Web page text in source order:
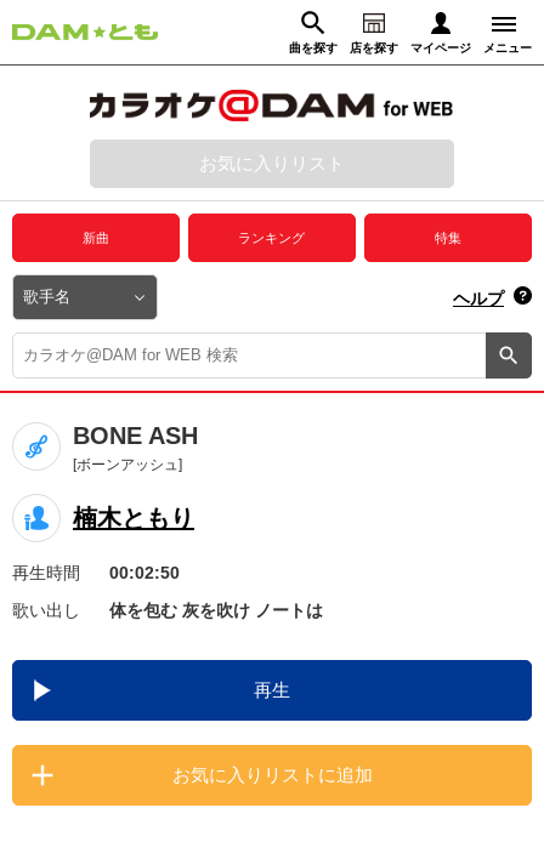
曲を探す 店を探す マイページ メニュー
動画からさがす 録音からさがす
ログイン
プレミアムサービス
DAM★とも動画
DAM★とも録音
カラオケ＠DAM
ユーザー検索
キャンペーン
お知らせ よくあるご質問
DAMの新曲・ランキングなど
カラオケ最新情報をチェック！
お気に入りリスト
新曲 ランキング 特集
ヘルプ
BONE ASH
[ボーンアッシュ]
楠木ともり
再生時間
00:02:50
歌い出し
体を包む 灰を吹け ノートは
再生
お気に入りリストに追加